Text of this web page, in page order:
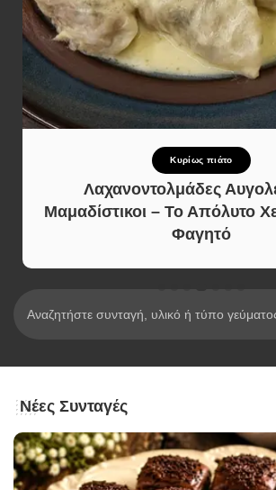
Κυρίως πιάτο
Λαχανοντολμάδες
Μαμαδίστικοι – Το Απόλυτο
Φαγητό
Νέες Συνταγές